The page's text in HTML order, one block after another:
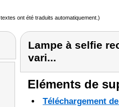
ont été traduits automatiquement.)
Lampe à selfie
vari...
Eléments de
Téléchargement